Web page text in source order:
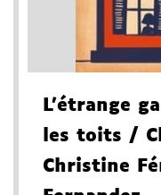
L'étrange
les toits /
Christine